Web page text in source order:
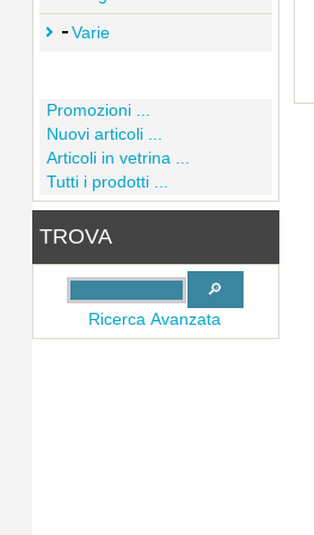
Varie
Promozioni ...
Nuovi articoli ...
Articoli in vetrina ...
Tutti i prodotti ...
TROVA
Ricerca Avanzata